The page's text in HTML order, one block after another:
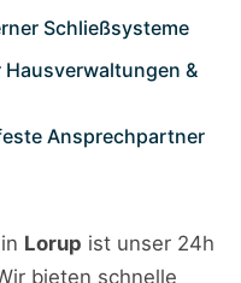
Schließsysteme
&
Ansprechpartner
Lorup ist unser 24h
bieten schnelle